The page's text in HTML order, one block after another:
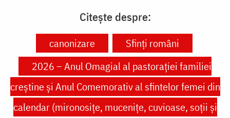
Citește despre:
canonizare
Sfinți români
2026 – Anul Omagial al pastorației familiei
creștine și Anul Comemorativ al sfintelor femei din
calendar (mironosițe, mucenițe, cuvioase, soții și